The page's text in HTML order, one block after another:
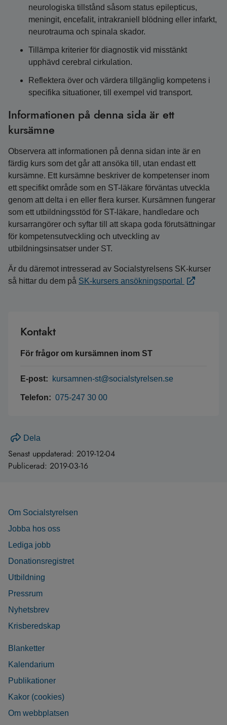
neurologiska tillstånd såsom status epilepticus,
meningit, encefalit, intrakraniell blödning eller infarkt,
neurotrauma och spinala skador.
Tillämpa kriterier för diagnostik vid misstänkt
upphävd cerebral cirkulation.
Reflektera över och värdera tillgänglig kompetens i
specifika situationer, till exempel vid transport.
Informationen på denna sida är ett
kursämne
Observera att informationen på denna sidan inte är en
färdig kurs som det går att ansöka till, utan endast ett
kursämne. Ett kursämne beskriver de kompetenser inom
ett specifikt område som en ST-läkare förväntas utveckla
genom att delta i en eller flera kurser. Kursämnen fungerar
som ett utbildningsstöd för ST-läkare, handledare och
kursarrangörer och syftar till att skapa goda förutsättningar
för kompetensutveckling och utveckling av
utbildningsinsatser under ST.
Är du däremot intresserad av Socialstyrelsens SK-kurser
så hittar du dem på SK-kursers ansökningsportal
Kontakt
För frågor om kursämnen inom ST
E-post: kursamnen-st@socialstyrelsen.se
Telefon: 075-247 30 00
Dela
Senast uppdaterad: 2019-12-04
Publicerad: 2019-03-16
Om Socialstyrelsen
Jobba hos oss
Lediga jobb
Donationsregistret
Utbildning
Pressrum
Nyhetsbrev
Krisberedskap
Blanketter
Kalendarium
Publikationer
Kakor (cookies)
Om webbplatsen